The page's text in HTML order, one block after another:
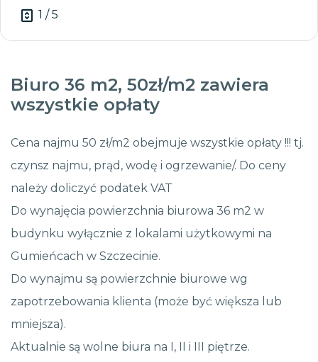
1 / 5
Biuro 36 m2, 50zł/m2 zawiera
wszystkie opłaty
Cena najmu 50 zł/m2 obejmuje wszystkie opłaty !!! tj.
czynsz najmu, prąd, wodę i ogrzewanie/. Do ceny
należy doliczyć podatek VAT
Do wynajęcia powierzchnia biurowa 36 m2 w
budynku wyłącznie z lokalami użytkowymi na
Gumieńcach w Szczecinie.
Do wynajmu są powierzchnie biurowe wg
zapotrzebowania klienta (może być większa lub
mniejsza).
Aktualnie są wolne biura na I, II i III piętrze.